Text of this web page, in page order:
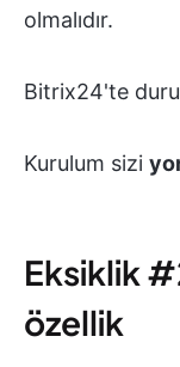
olmalıdır.
Bitrix24'te
Kurulum sizi
Eksiklik
özellik